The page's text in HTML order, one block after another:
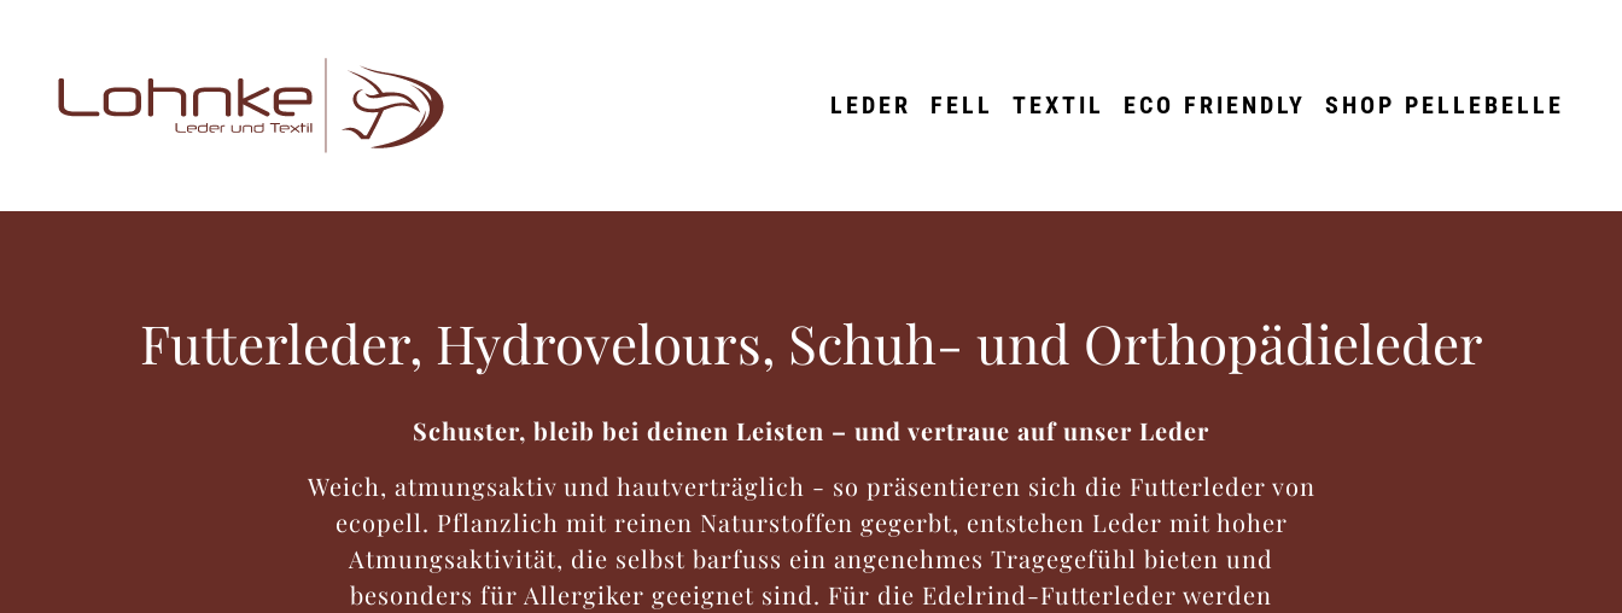
LEDER FELL TEXTIL ECO FRIENDLY SHOP PELLEBELLE
Futterleder, Hydrovelours, Schuh- und Orthopädieleder
Schuster, bleib bei deinen Leisten – und vertraue auf unser Leder
Weich, atmungsaktiv und hautverträglich - so präsentieren sich die Futterleder von
ecopell. Pflanzlich mit reinen Naturstoffen gegerbt, entstehen Leder mit hoher
Atmungsaktivität, die selbst barfuss ein angenehmes Tragegefühl bieten und
besonders für Allergiker geeignet sind. Für die Edelrind-Futterleder werden